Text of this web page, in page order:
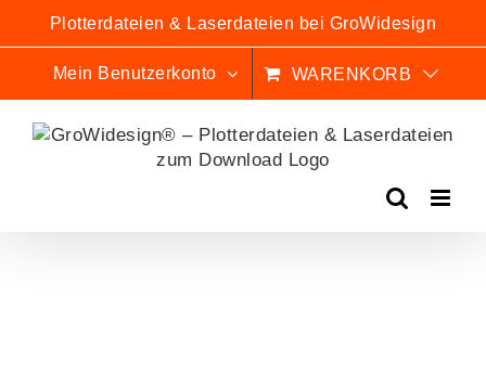
springen
Plotterdateien & Laserdateien bei GroWidesign
Mein Benutzerkonto WARENKORB